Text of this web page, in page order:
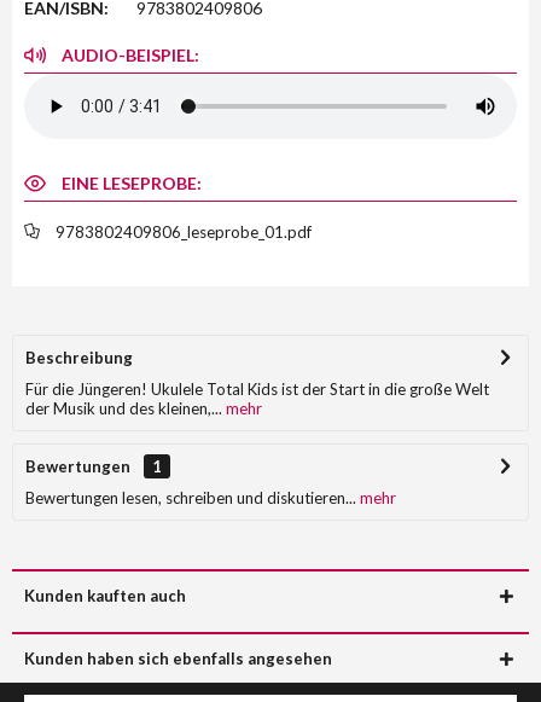
EAN/ISBN: 9783802409806
AUDIO-BEISPIEL:
EINE LESEPROBE:
9783802409806_leseprobe_01.pdf
Beschreibung
Für die Jüngeren! Ukulele Total Kids ist der Start in die große Welt
der Musik und des kleinen,... mehr
Bewertungen
1
Bewertungen lesen, schreiben und diskutieren... mehr
Kunden kauften auch
Kunden haben sich ebenfalls angesehen